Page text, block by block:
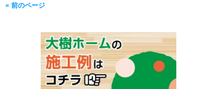
« 前のページ